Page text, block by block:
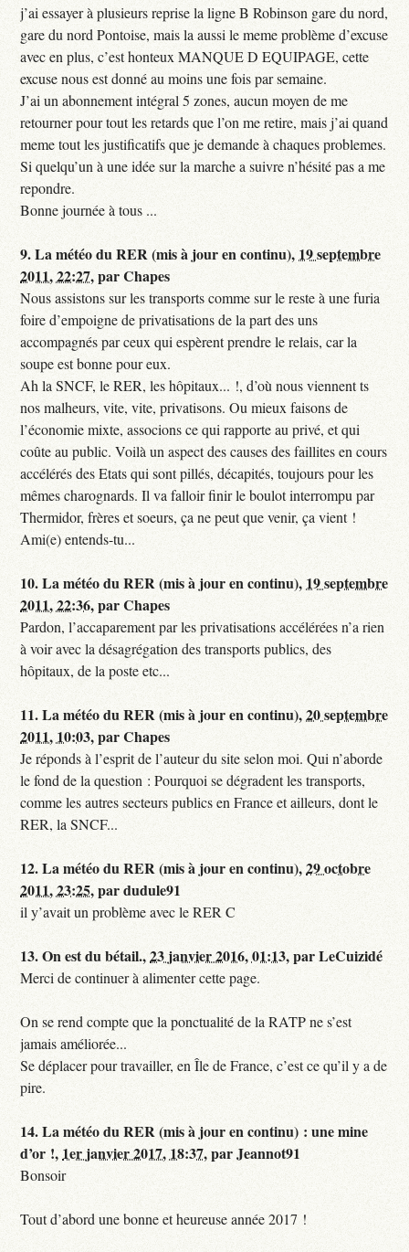
j’ai essayer à plusieurs reprise la ligne B Robinson gare du nord,
gare du nord Pontoise, mais la aussi le meme problème d’excuse
avec en plus, c’est honteux MANQUE D EQUIPAGE, cette
excuse nous est donné au moins une fois par semaine.
J’ai un abonnement intégral 5 zones, aucun moyen de me
retourner pour tout les retards que l’on me retire, mais j’ai quand
meme tout les justificatifs que je demande à chaques problemes.
Si quelqu’un à une idée sur la marche a suivre n’hésité pas a me
repondre.
Bonne journée à tous ...
9.La météo du RER (mis à jour en continu), 19 septembre
2011, 22:27,parChapes
Nous assistons sur les transports comme sur le reste à une furia
foire d’empoigne de privatisations de la part des uns
accompagnés par ceux qui espèrent prendre le relais, car la
soupe est bonne pour eux.
Ah la SNCF, le RER, les hôpitaux... !, d’où nous viennent ts
nos malheurs, vite, vite, privatisons. Ou mieux faisons de
l’économie mixte, associons ce qui rapporte au privé, et qui
coûte au public. Voilà un aspect des causes des faillites en cours
accélérés des Etats qui sont pillés, décapités, toujours pour les
mêmes charognards. Il va falloir finir le boulot interrompu par
Thermidor, frères et soeurs, ça ne peut que venir, ça vient !
Ami(e) entends-tu...
10.La météo du RER (mis à jour en continu), 19 septembre
2011, 22:36,parChapes
Pardon, l’accaparement par les privatisations accélérées n’a rien
à voir avec la désagrégation des transports publics, des
hôpitaux, de la poste etc...
11.La météo du RER (mis à jour en continu),20 septembre
2011, 10:03,parChapes
Je réponds à l’esprit de l’auteur du site selon moi. Qui n’aborde
le fond de la question : Pourquoi se dégradent les transports,
comme les autres secteurs publics en France et ailleurs, dont le
RER, la SNCF...
12.La météo du RER (mis à jour en continu),29 octobre
2011, 23:25,pardudule91
il y’avait un problème avec le RER C
13.On est du bétail.,23 janvier 2016, 01:13,parLeCuizidé
Merci de continuer à alimenter cette page.
On se rend compte que la ponctualité de la RATP ne s’est
jamais améliorée...
Se déplacer pour travailler, en Île de France, c’est ce qu’il y a de
pire.
14.La météo du RER (mis à jour en continu) : une mine
d’or !, 1er janvier 2017, 18:37,parJeannot91
Bonsoir
Tout d’abord une bonne et heureuse année 2017 !